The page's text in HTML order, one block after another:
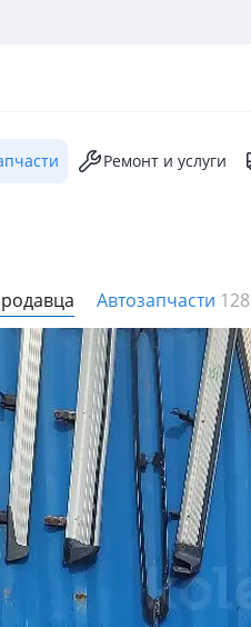
Ремонт и услуги
Автозапчасти 128